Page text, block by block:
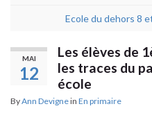
Ecole du dehors 8
MAI
12
Les élèves de
les traces du
école
ByAnn Devignein En primaire